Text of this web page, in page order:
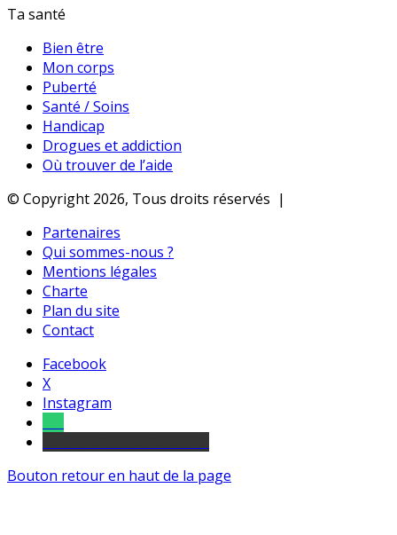
Ta santé
Bien être
Mon corps
Puberté
Santé / Soins
Handicap
Drogues et addiction
Où trouver de l’aide
© Copyright 2026, Tous droits réservés |
Partenaires
Qui sommes-nous ?
Mentions légales
Charte
Plan du site
Contact
Facebook
X
Instagram
Bouton retour en haut de la page